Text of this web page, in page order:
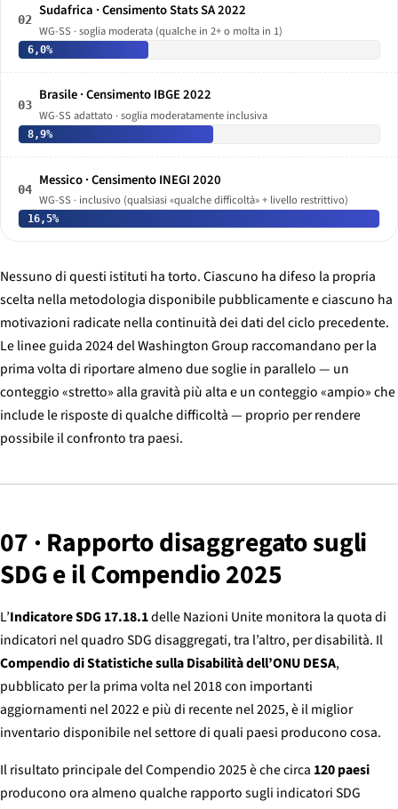
02
Sudafrica · Censimento Stats SA 2022
WG-SS · soglia moderata (qualche in 2+ o molta in 1)
6,0%
03
Brasile · Censimento IBGE 2022
WG-SS adattato · soglia moderatamente inclusiva
8,9%
04
Messico · Censimento INEGI 2020
WG-SS · inclusivo (qualsiasi «qualche difficoltà» + livello restrittivo)
16,5%
Nessuno di questi istituti ha torto. Ciascuno ha difeso la propria
scelta nella metodologia disponibile pubblicamente e ciascuno ha
motivazioni radicate nella continuità dei dati del ciclo precedente.
Le linee guida 2024 del Washington Group raccomandano per la
prima volta di riportare almeno due soglie in parallelo — un
conteggio «stretto» alla gravità più alta e un conteggio «ampio» che
include le risposte di qualche difficoltà — proprio per rendere
possibile il confronto tra paesi.
07 · Rapporto disaggregato sugli
SDG e il Compendio 2025
L’Indicatore SDG 17.18.1delle Nazioni Unite monitora la quota di
indicatori nel quadro SDG disaggregati, tra l’altro, per disabilità. Il
Compendio di Statistiche sulla Disabilità dell’ONU DESA,
pubblicato per la prima volta nel 2018 con importanti
aggiornamenti nel 2022 e più di recente nel 2025, è il miglior
inventario disponibile nel settore di quali paesi producono cosa.
Il risultato principale del Compendio 2025 è che circa 120 paesi
producono ora almeno qualche rapporto sugli indicatori SDG